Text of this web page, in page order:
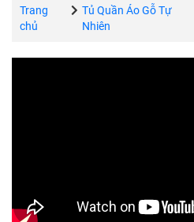
Ngủ
Trang
chủ
Tủ Quần Áo Gỗ Tự
Nhiên